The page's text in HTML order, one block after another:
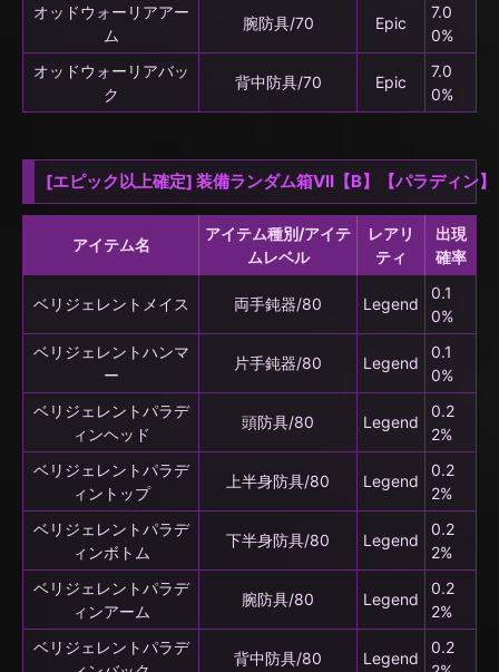
オッドウォーリアアー
ム
腕防具/70 Epic
7.0
0%
オッドウォーリアバッ
ク
背中防具/70 Epic
7.0
0%
[エピック以上確定] 装備ランダム箱VII【B】【パラディン】
アイテム名
アイテム種別/アイテ
ムレベル
レアリ
ティ
出現
確率
ベリジェレントメイス 両手鈍器/80 Legend
0.1
0%
ベリジェレントハンマ
ー
片手鈍器/80 Legend
0.1
0%
ベリジェレントパラデ
ィンヘッド
頭防具/80 Legend
0.2
2%
ベリジェレントパラデ
ィントップ
上半身防具/80 Legend
0.2
2%
ベリジェレントパラデ
ィンボトム
下半身防具/80 Legend
0.2
2%
ベリジェレントパラデ
ィンアーム
腕防具/80 Legend
0.2
2%
ベリジェレントパラデ
背中防具/80 Legend
0.2